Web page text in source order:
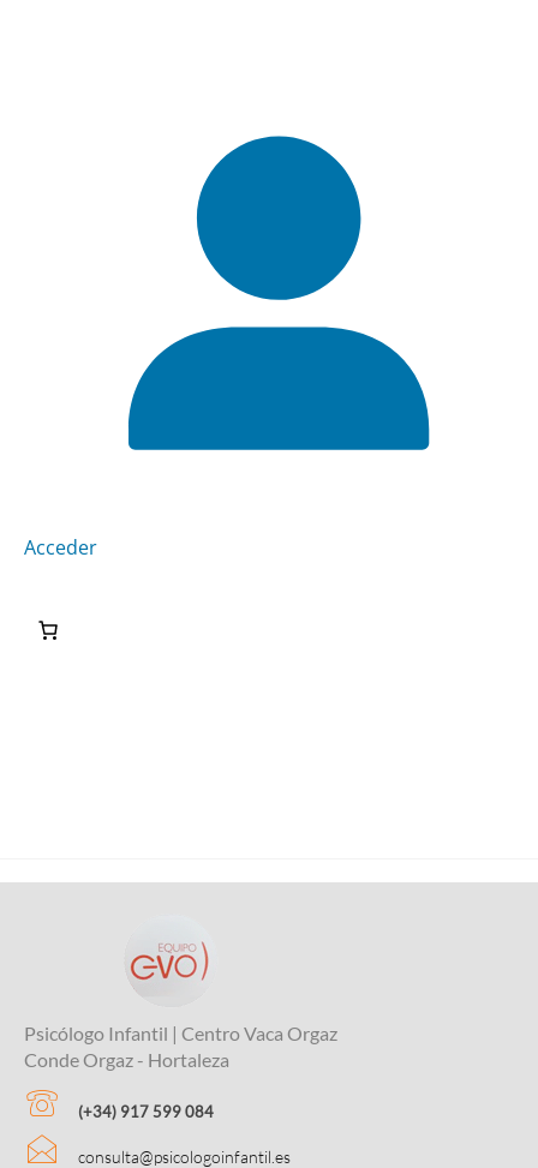
Acceder
Psicólogo Infantil | Centro Vaca Orgaz
Conde Orgaz - Hortaleza
(+34) 917 599 084
consulta@psicologoinfantil.es